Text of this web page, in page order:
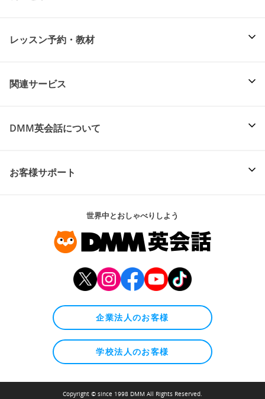
レッスン予約・教材
関連サービス
DMM英会話について
お客様サポート
世界中とおしゃべりしよう
企業法人のお客様
学校法人のお客様
Copyright © since 1998 DMM All Rights Reserved.